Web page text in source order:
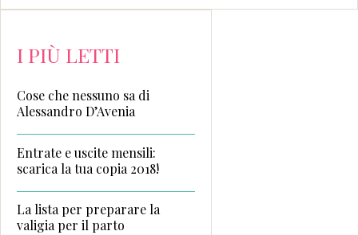
I PIÙ LETTI
Cose che nessuno sa di
Alessandro D’Avenia
Entrate e uscite mensili:
scarica la tua copia 2018!
La lista per preparare la
valigia per il parto